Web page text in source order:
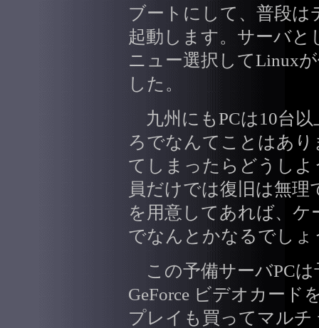
ブートにして、普段は
起動します。サーバと
ニュー選択してLinux
した。
九州にもPCは10台以
ろでなんてことはあ
てしまったらどうし
員だけでは復旧は無理
を用意してあれば、
でなんとかなるでしょ
この予備サーバPCは
GeForce ビデオカード
プレイも買ってマル